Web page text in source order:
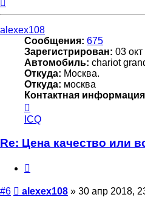
alexex108
Сообщения: 675
Зарегистрирован: 03
Автомобиль: chariot
Откуда: Москва.
Откуда: москва
Контактная
информация
пользователя
ICQ
Re: Цена качество или
#6 Сообщение
alexex108 » 30 апр 2018,